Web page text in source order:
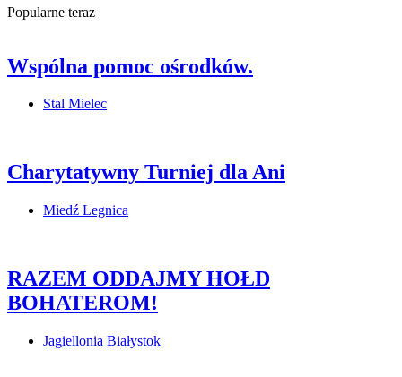
Popularne teraz
Wspólna pomoc ośrodków.
Stal Mielec
Charytatywny Turniej dla Ani
Miedź Legnica
RAZEM ODDAJMY HOŁD
BOHATEROM!
Jagiellonia Białystok